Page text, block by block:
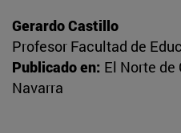
Gerardo Castillo
Profesor Facultad de
Publicado en: El Norte de
Navarra